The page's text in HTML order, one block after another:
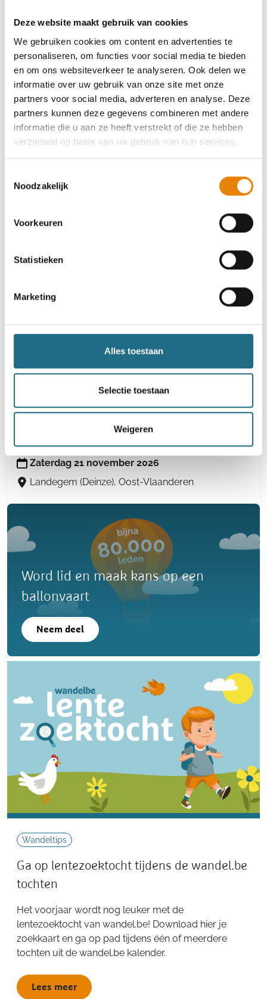
Deze website maakt gebruik van cookies
We gebruiken cookies om content en advertenties te
personaliseren, om functies voor social media te bieden
en om ons websiteverkeer te analyseren. Ook delen we
informatie over uw gebruik van onze site met onze
partners voor social media, adverteren en analyse. Deze
partners kunnen deze gegevens combineren met andere
informatie die u aan ze heeft verstrekt of die ze hebben
verzameld op basis van uw gebruik van hun services.
Noodzakelijk
Voorkeuren
Statistieken
Marketing
Alles toestaan
Selectie toestaan
Weigeren
44e Canteclaermarsen - De Gordel der
Leiestreek
4 km 8 km 12 km 16 km 20 km
25 km
30 km
35 km
Zondag 20 september 2026
Deinze, Oost-Vlaanderen
Tweede-dag-van-de-week-tocht
4 km 8 km
25 km
Dinsdag 13 oktober 2026
44e Wandel-Mee-Dag - Viggaaltocht
Zaterdag 21 november 2026
Landegem (Deinze), Oost-Vlaanderen
Word lid en maak kans op een
ballonvaart
Neem deel
Wandeltips
Ga op lentezoektocht tijdens de wandel.be
tochten
Het voorjaar wordt nog leuker met de
lentezoektocht van wandel.be! Download hier je
zoekkaart en ga op pad tijdens één of meerdere
tochten uit de wandel.be kalender.
Lees meer